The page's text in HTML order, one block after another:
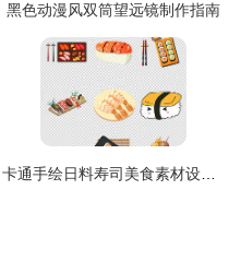
黑色动漫风双筒望远镜制作指南